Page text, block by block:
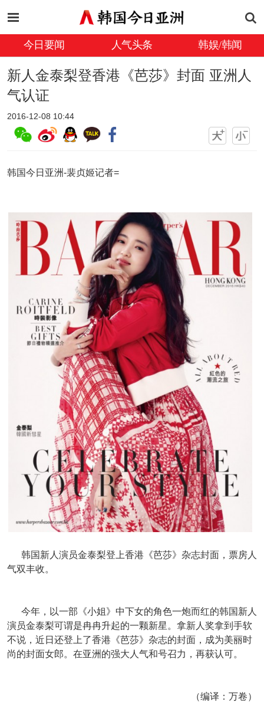
今日要闻 人气头条 韩娱/韩闻
新人金泰梨登香港《芭莎》封面 亚洲人
气认证
2016-12-08 10:44
韩国今日亚洲-裴贞姬记者=
韩国新人演员金泰梨登上香港《芭莎》杂志封面，票房人
气双丰收。
今年，以一部《小姐》中下女的角色一炮而红的韩国新人
演员金泰梨可谓是冉冉升起的一颗新星。拿新人奖拿到手软
不说，近日还登上了香港《芭莎》杂志的封面，成为美丽时
尚的封面女郎。在亚洲的强大人气和号召力，再获认可。
（编译：万卷）